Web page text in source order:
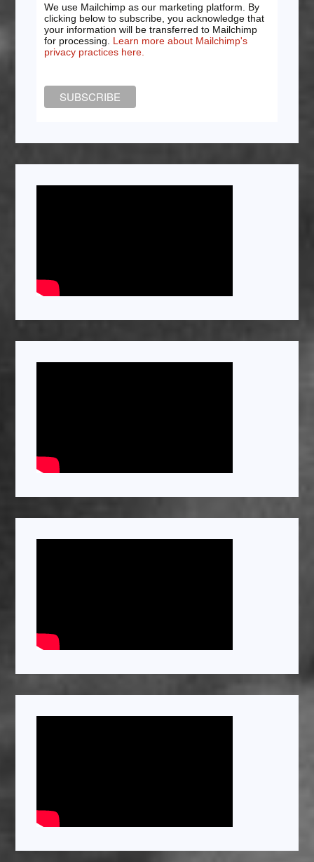
We use Mailchimp as our marketing platform. By
clicking below to subscribe, you acknowledge that
your information will be transferred to Mailchimp
for processing. Learn more about Mailchimp's
privacy practices here.